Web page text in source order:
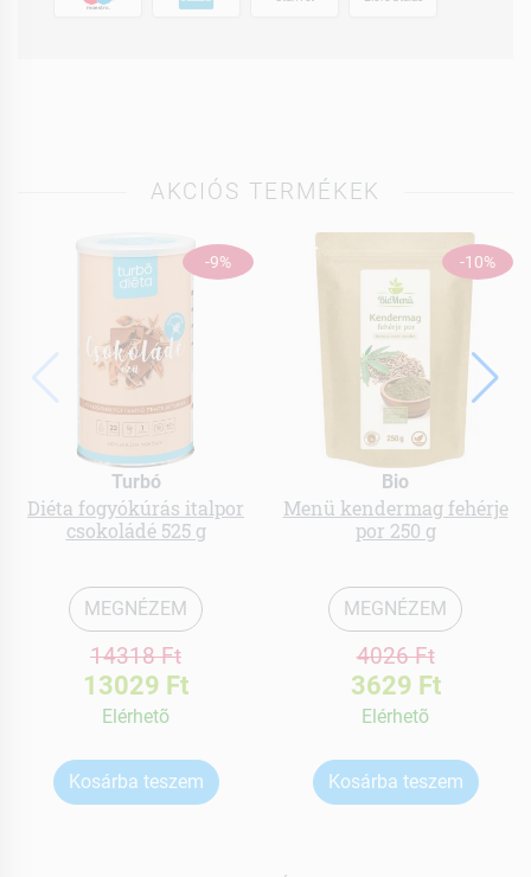
AKCIÓS TERMÉKEK
-9%
Turbó
Diéta fogyókúrás italpor
csokoládé 525 g
MEGNÉZEM
14318 Ft
13029 Ft
Elérhetõ
Kosárba teszem
-10%
Bio
Menü kendermag fehérje
por 250 g
MEGNÉZEM
4026 Ft
3629 Ft
Elérhetõ
Kosárba teszem